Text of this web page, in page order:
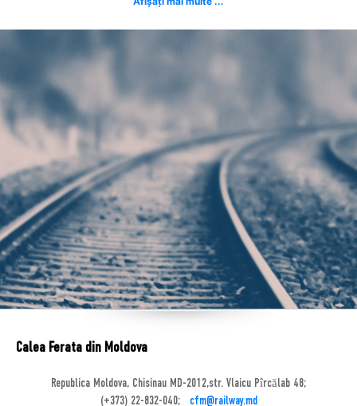
Calea Ferata din Moldova
Republica Moldova, Chisinau MD-2012,str. Vlaicu Pîrcălab 48;
(+373) 22-832-040;
cfm@railway.md